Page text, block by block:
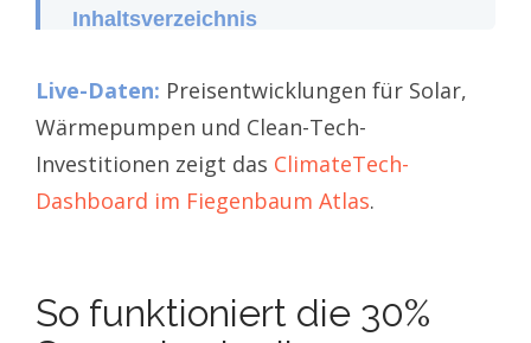
Inhaltsverzeichnis
Superabschreibung
Geschäftstransformation durch
neue Möglichkeiten
Vorteile für Start-ups und KMU
Steuervorteile mit
Nachhaltigkeitsberatung
Fazit
FAQs
Live-Daten: Preisentwicklungen für Solar,
Wärmepumpen und Clean-Tech-
Investitionen zeigt das ClimateTech-
Dashboard im Fiegenbaum Atlas.
So funktioniert die 30%